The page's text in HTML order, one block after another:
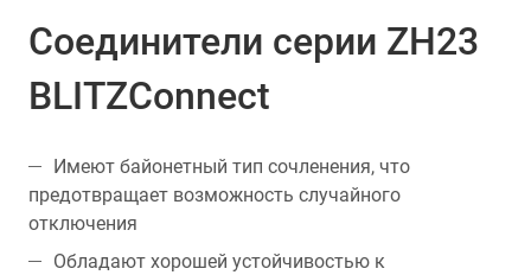
Соединители серии ZH23
BLITZConnect
Имеют байонетный тип сочленения, что
предотвращает возможность случайного
отключения
Обладают хорошей устойчивостью к